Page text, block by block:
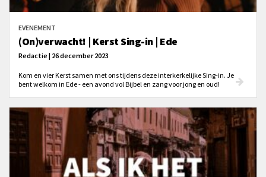
EVENEMENT
(On)verwacht! | Kerst Sing-in | Ede
Redactie | 26 december 2023
Kom en vier Kerst samen met ons tijdens deze interkerkelijke Sing-in. Je
bent welkom in Ede - een avond vol Bijbel en zang voor jong en oud!